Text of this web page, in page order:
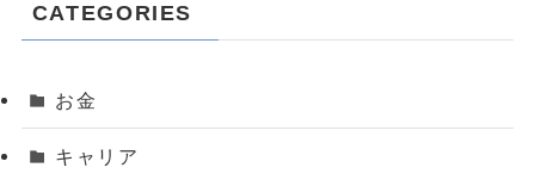
CATEGORIES
お金
キャリア